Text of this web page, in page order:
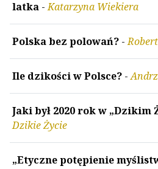
latka -Katarzyna Wiekiera
Polska bez polowań? -
Ile dzikości w Polsce? -
Jaki był 2020 rok w „Dzikim
Dzikie Życie
„Etyczne potępienie